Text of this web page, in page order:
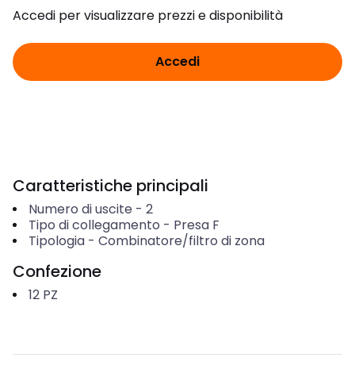
Accedi per visualizzare prezzi e disponibilità
Accedi
Caratteristiche principali
Numero di uscite - 2
Tipo di collegamento - Presa F
Tipologia- Combinatore/filtro di zona
Confezione
12 PZ